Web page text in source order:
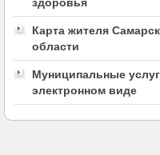
Карта жителя
области
Муниципальные
электронном виде